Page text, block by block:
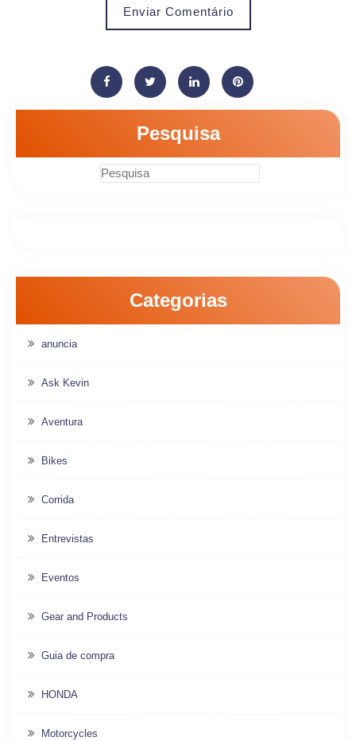
Enviar Comentário
Pesquisa
Categorias
anuncia
Ask Kevin
Aventura
Bikes
Corrida
Entrevistas
Eventos
Gear and Products
Guia de compra
HONDA
Motorcycles